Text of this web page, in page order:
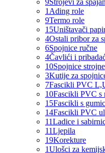
9Strojevi za
1 Ading role
9Termo role
15Uništavači
4Ostali pribor za
6Spojnice ručne
4Čavlići i
10Spojnice strojne
3Kutije za
7Fascikli PVC
10Fascikli PVC s
15Fascikli s
14Fascikli PVC
11Ladice i
11Ljepila
19Korekture
1Ulošci za